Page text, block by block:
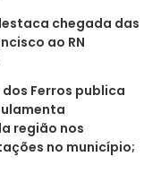
chegada das
ao RN
Ferros publica
região nos
no município;